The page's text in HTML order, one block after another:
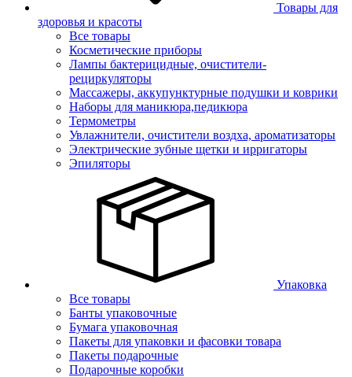
Товары для
здоровья и красоты
Все товары
Косметические приборы
Лампы бактерицидные, очистители-
рециркуляторы
Массажеры, аккупунктурные подушки и коврики
Наборы для маникюра,педикюра
Термометры
Увлажнители, очистители воздха, ароматизаторы
Электрические зубные щетки и ирригаторы
Эпиляторы
Упаковка
Все товары
Банты упаковочные
Бумага упаковочная
Пакеты для упаковки и фасовки товара
Пакеты подарочные
Подарочные коробки